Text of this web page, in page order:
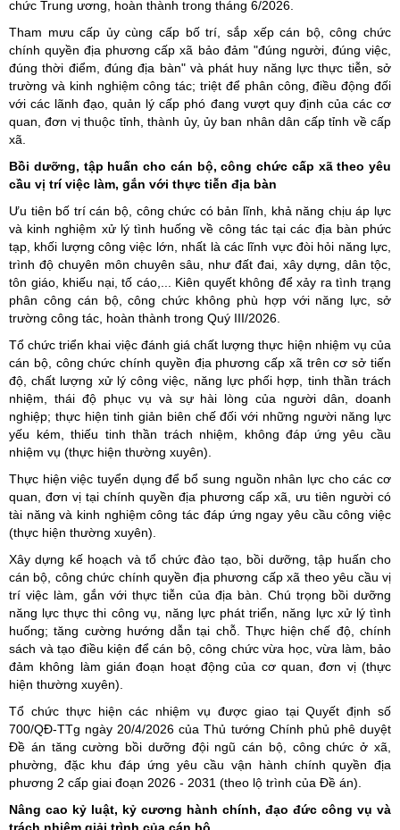
chức Trung ương, hoàn thành trong tháng 6/2026.
Tham mưu cấp ủy cùng cấp bố trí, sắp xếp cán bộ, công chức
chính quyền địa phương cấp xã bảo đảm "đúng người, đúng việc,
đúng thời điểm, đúng địa bàn" và phát huy năng lực thực tiễn, sở
trường và kinh nghiệm công tác; triệt để phân công, điều động đối
với các lãnh đạo, quản lý cấp phó đang vượt quy định của các cơ
quan, đơn vị thuộc tỉnh, thành ủy, ủy ban nhân dân cấp tỉnh về cấp
xã.
Bồi dưỡng, tập huấn cho cán bộ, công chức cấp xã theo yêu
cầu vị trí việc làm, gắn với thực tiễn địa bàn
Ưu tiên bố trí cán bộ, công chức có bản lĩnh, khả năng chịu áp lực
và kinh nghiệm xử lý tình huống về công tác tại các địa bàn phức
tạp, khối lượng công việc lớn, nhất là các lĩnh vực đòi hỏi năng lực,
trình độ chuyên môn chuyên sâu, như đất đai, xây dựng, dân tộc,
tôn giáo, khiếu nại, tố cáo,... Kiên quyết không để xảy ra tình trạng
phân công cán bộ, công chức không phù hợp với năng lực, sở
trường công tác, hoàn thành trong Quý III/2026.
Tổ chức triển khai việc đánh giá chất lượng thực hiện nhiệm vụ của
cán bộ, công chức chính quyền địa phương cấp xã trên cơ sở tiến
độ, chất lượng xử lý công việc, năng lực phối hợp, tinh thần trách
nhiệm, thái độ phục vụ và sự hài lòng của người dân, doanh
nghiệp; thực hiện tinh giản biên chế đối với những người năng lực
yếu kém, thiếu tinh thần trách nhiệm, không đáp ứng yêu cầu
nhiệm vụ (thực hiện thường xuyên).
Thực hiện việc tuyển dụng để bổ sung nguồn nhân lực cho các cơ
quan, đơn vị tại chính quyền địa phương cấp xã, ưu tiên người có
tài năng và kinh nghiệm công tác đáp ứng ngay yêu cầu công việc
(thực hiện thường xuyên).
Xây dựng kế hoạch và tổ chức đào tạo, bồi dưỡng, tập huấn cho
cán bộ, công chức chính quyền địa phương cấp xã theo yêu cầu vị
trí việc làm, gắn với thực tiễn của địa bàn. Chú trọng bồi dưỡng
năng lực thực thi công vụ, năng lực phát triển, năng lực xử lý tình
huống; tăng cường hướng dẫn tại chỗ. Thực hiện chế độ, chính
sách và tạo điều kiện để cán bộ, công chức vừa học, vừa làm, bảo
đảm không làm gián đoạn hoạt động của cơ quan, đơn vị (thực
hiện thường xuyên).
Tổ chức thực hiện các nhiệm vụ được giao tại Quyết định số
700/QĐ-TTg ngày 20/4/2026 của Thủ tướng Chính phủ phê duyệt
Đề án tăng cường bồi dưỡng đội ngũ cán bộ, công chức ở xã,
phường, đặc khu đáp ứng yêu cầu vận hành chính quyền địa
phương 2 cấp giai đoạn 2026 - 2031 (theo lộ trình của Đề án).
Nâng cao kỷ luật, kỷ cương hành chính, đạo đức công vụ và